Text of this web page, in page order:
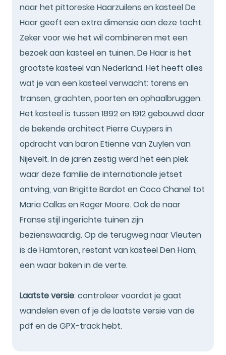
naar het pittoreske Haarzuilens en kasteel De
Haar geeft een extra dimensie aan deze tocht.
Zeker voor wie het wil combineren met een
bezoek aan kasteel en tuinen. De Haar is het
grootste kasteel van Nederland. Het heeft alles
wat je van een kasteel verwacht: torens en
transen, grachten, poorten en ophaalbruggen.
Het kasteel is tussen 1892 en 1912 gebouwd door
de bekende architect Pierre Cuypers in
opdracht van baron Etienne van Zuylen van
Nijevelt. In de jaren zestig werd het een plek
waar deze familie de internationale jetset
ontving, van Brigitte Bardot en Coco Chanel tot
Maria Callas en Roger Moore. Ook de naar
Franse stijl ingerichte tuinen zijn
bezienswaardig. Op de terugweg naar Vleuten
is de Hamtoren, restant van kasteel Den Ham,
een waar baken in de verte.
Laatste versie: controleer voordat je gaat
wandelen even of je de laatste versie van de
pdf en de GPX-track hebt.